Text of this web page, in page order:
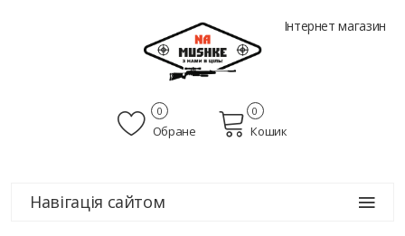
Інтернет магазин
Обране
0
Кошик
0
Навігація сайтом